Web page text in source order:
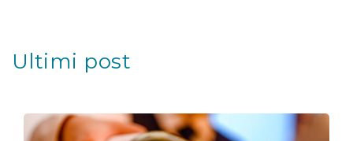
Ultimi post